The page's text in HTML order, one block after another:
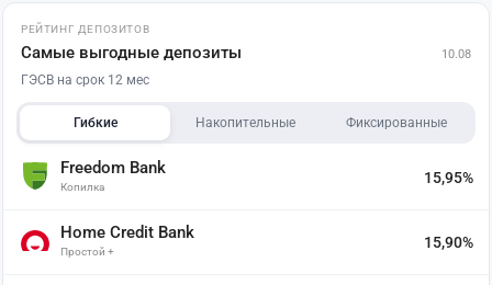
РЕЙТИНГ ДЕПОЗИТОВ
Самые выгодные депозиты 10.08
ГЭСВ на срок 12 мес
Гибкие Накопительные Фиксированные
Freedom Bank
Копилка
15,95%
Home Credit Bank
Простой +
15,90%